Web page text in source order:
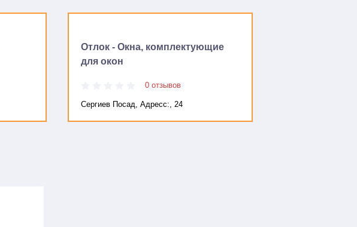
Отлок - Окна, комплектующие
для окон
0 отзывов
Сергиев Посад, Адресc:, 24